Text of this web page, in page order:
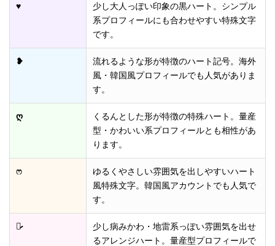
♥
少し大人っぽい印象の黒ハート。シンプル
系プロフィールにも合わせやすい特殊文字
です。
❥
流れるような形が特徴のハート記号。海外
風・韓国風プロフィールでも人気がありま
す。
ღ
くるんとした形が特徴の特殊ハート。量産
型・かわいい系プロフィールとも相性があ
ります。
ෆ
ゆるくやさしい雰囲気を出しやすいハート
風特殊文字。韓国風アカウントでも人気で
す。
♡̷̷
少し病みかわ・地雷系っぽい雰囲気を出せ
るアレンジハート。量産型プロフィールで